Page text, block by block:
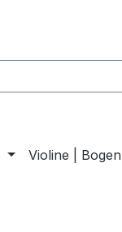
Violine | Bogen